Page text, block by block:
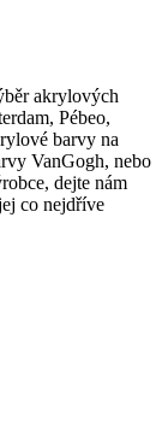
akrylových
Pébeo,
barvy na
VanGogh, nebo
dejte nám
co nejdříve